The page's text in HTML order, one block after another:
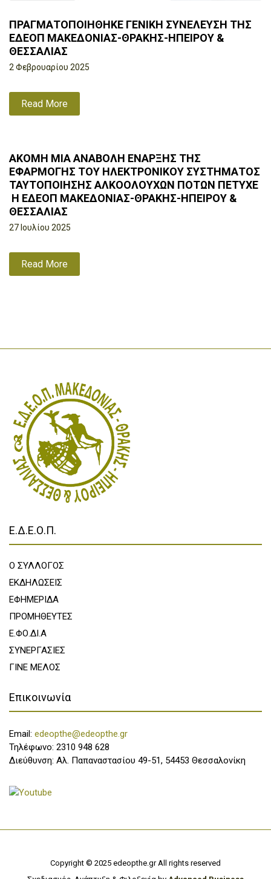
ΠΡΑΓΜΑΤΟΠΟΙΗΘΗΚΕ ΓΕΝΙΚΗ ΣΥΝΕΛΕΥΣΗ ΤΗΣ
ΕΔΕΟΠ ΜΑΚΕΔΟΝΙΑΣ-ΘΡΑΚΗΣ-ΗΠΕΙΡΟΥ &
ΘΕΣΣΑΛΙΑΣ
2 Φεβρουαρίου 2025
Read More
ΑΚΟΜΗ ΜΙΑ ΑΝΑΒΟΛΗ ΕΝΑΡΞΗΣ ΤΗΣ
ΕΦΑΡΜΟΓΗΣ ΤΟΥ ΗΛΕΚΤΡΟΝΙΚΟΥ ΣΥΣΤΗΜΑΤΟΣ
ΤΑΥΤΟΠΟΙΗΣΗΣ ΑΛΚΟΟΛΟΥΧΩΝ ΠΟΤΩΝ ΠΕΤΥΧΕ
Η ΕΔΕΟΠ ΜΑΚΕΔΟΝΙΑΣ-ΘΡΑΚΗΣ-ΗΠΕΙΡΟΥ &
ΘΕΣΣΑΛΙΑΣ
27 Ιουλίου 2025
Read More
Ε.Δ.Ε.Ο.Π.
Ο ΣΥΛΛΟΓΟΣ
ΕΚΔΗΛΩΣΕΙΣ
ΕΦΗΜΕΡΙΔΑ
ΠΡΟΜΗΘΕΥΤΕΣ
Ε.ΦΟ.ΔΙ.Α
ΣΥΝΕΡΓΑΣΙΕΣ
ΓΙΝΕ ΜΕΛΟΣ
Επικοινωνία
Email: edeopthe@edeopthe.gr
Τηλέφωνο: 2310 948 628
Διεύθυνση: Αλ. Παπαναστασίου 49-51, 54453 Θεσσαλονίκη
Copyright © 2025 edeopthe.gr All rights reserved